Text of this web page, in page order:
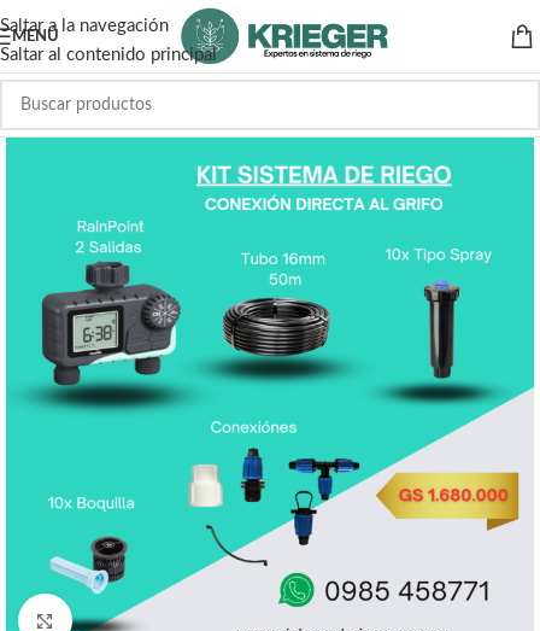
Saltar a la navegación
Saltar al contenido principal
MENÚ
Haga clic para ampliar